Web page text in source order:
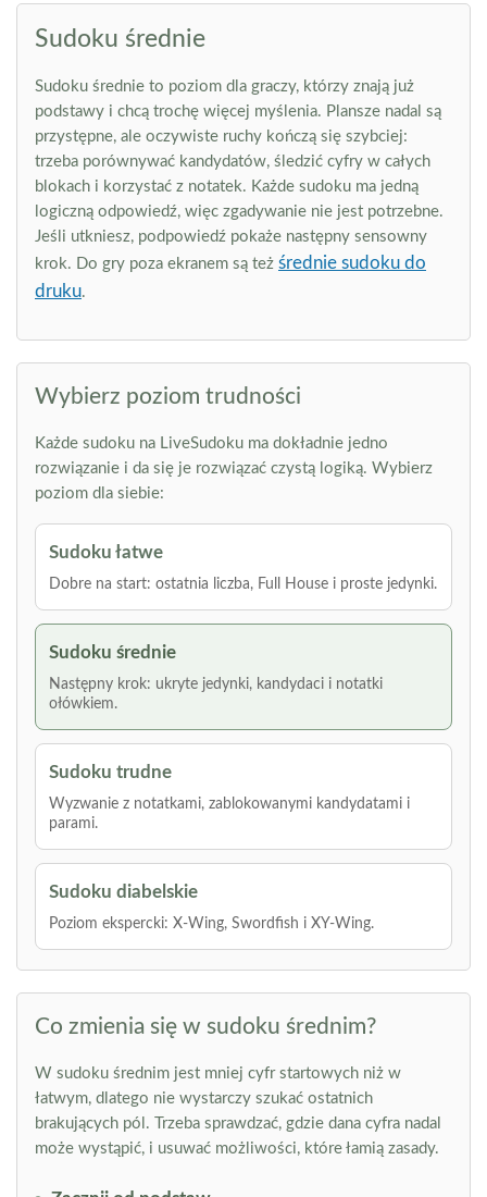
Sudoku średnie
Sudoku średnie to poziom dla graczy, którzy znają już
podstawy i chcą trochę więcej myślenia. Plansze nadal są
przystępne, ale oczywiste ruchy kończą się szybciej:
trzeba porównywać kandydatów, śledzić cyfry w całych
blokach i korzystać z notatek. Każde sudoku ma jedną
logiczną odpowiedź, więc zgadywanie nie jest potrzebne.
Jeśli utkniesz, podpowiedź pokaże następny sensowny
krok. Do gry poza ekranem są też średnie sudoku do
druku.
Wybierz poziom trudności
Każde sudoku na LiveSudoku ma dokładnie jedno
rozwiązanie i da się je rozwiązać czystą logiką. Wybierz
poziom dla siebie:
Sudoku łatwe
Dobre na start: ostatnia liczba, Full House i proste jedynki.
Sudoku średnie
Następny krok: ukryte jedynki, kandydaci i notatki
ołówkiem.
Sudoku trudne
Wyzwanie z notatkami, zablokowanymi kandydatami i
parami.
Sudoku diabelskie
Poziom ekspercki: X-Wing, Swordfish i XY-Wing.
Co zmienia się w sudoku średnim?
W sudoku średnim jest mniej cyfr startowych niż w
łatwym, dlatego nie wystarczy szukać ostatnich
brakujących pól. Trzeba sprawdzać, gdzie dana cyfra nadal
może wystąpić, i usuwać możliwości, które łamią zasady.